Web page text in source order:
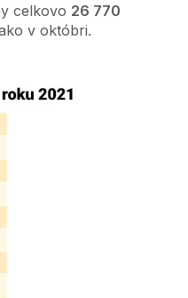
celkovo 26 770
v októbri.